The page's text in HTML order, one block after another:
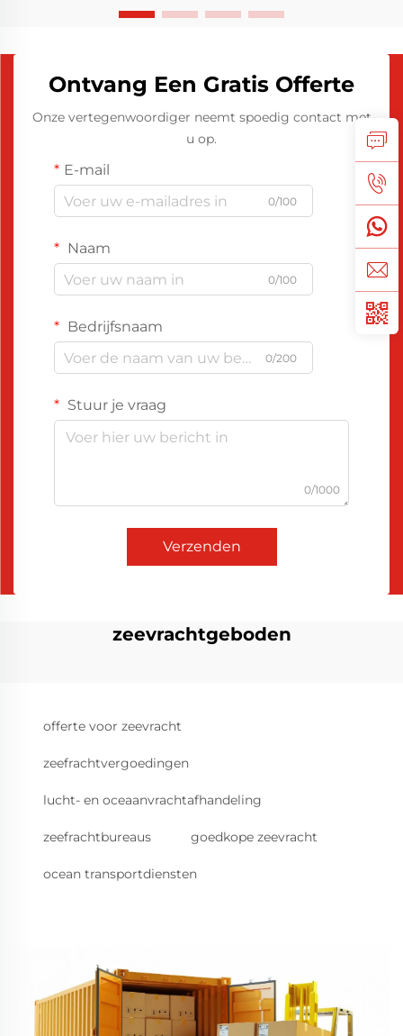
Ontvang Een Gratis Offerte
Onze vertegenwoordiger neemt spoedig contact met
u op.
E-mail
0/100
Naam
0/100
Bedrijfsnaam
0/200
Stuur je vraag
0/1000
Verzenden
zeevrachtgeboden
offerte voor zeevracht
zeefrachtvergoedingen
lucht- en oceaanvrachtafhandeling
zeefrachtbureaus goedkope zeevracht
ocean transportdiensten